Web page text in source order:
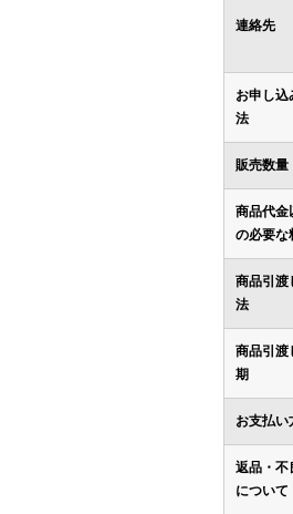
連絡先
お申し込
法
販売数量
商品代金
の必要な
商品引渡
法
商品引渡
期
お支払い
返品・不
について